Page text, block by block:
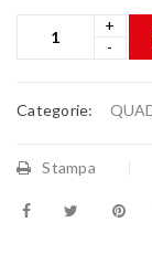
Categorie:
Stampa